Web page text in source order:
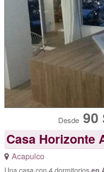
Desde 90
Casa Horizonte
Acapulco